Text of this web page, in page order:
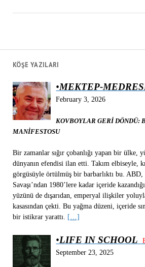
KÖŞE YAZILARI
•MEKTEP-
February 3, 2026
KOVBOYLAR GERİ DÖNDÜ:
MANİFESTOSU
Bir zamanlar sığır çobanlığı yapan bir ülke,
dünyanın efendisi ilan etti. Takım elbiseyle,
görgüsüyle örtülmüş bir barbarlıktı bu.
Savaşı’ndan 1980’lere kadar içeride
yüzünü de dışarıdan, emperyal ilişkiler
kasasından çekti. Bu yağma düzeni, içeride
bir istikrar yarattı.
[…]
•LIFE IN SCHOOL
September 23, 2025